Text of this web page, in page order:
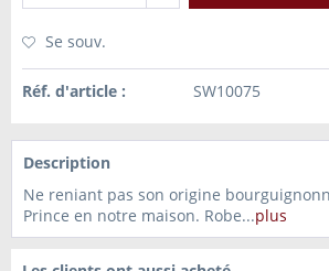
Se souv.
Réf. d'article : SW10075
Description
Ne reniant pas son origine
Prince en notre maison. Robe...plus